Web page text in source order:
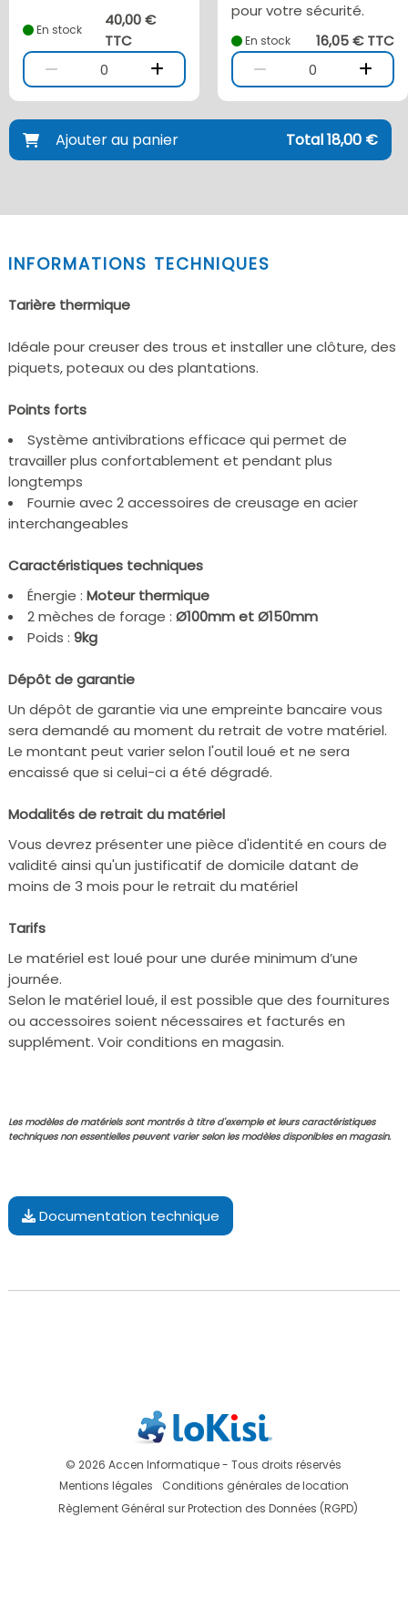
En stock
40,00 €
TTC
0
pour votre sécurité.
En stock
16,05 € TTC
0
Ajouter au panier Total 18,00 €
INFORMATIONS TECHNIQUES
Tarière thermique
Idéale pour creuser des trous et installer une clôture, des
piquets, poteaux ou des plantations.
Points forts
Système antivibrations efficace qui permet de
travailler plus confortablement et pendant plus
longtemps
Fournie avec 2 accessoires de creusage en acier
interchangeables
Caractéristiques techniques
Énergie : Moteur thermique
2 mèches de forage : Ø100mm et Ø150mm
Poids : 9kg
Dépôt de garantie
Un dépôt de garantie via une empreinte bancaire vous
sera demandé au moment du retrait de votre matériel.
Le montant peut varier selon l'outil loué et ne sera
encaissé que si celui-ci a été dégradé.
Modalités de retrait du matériel
Vous devrez présenter une pièce d'identité en cours de
validité ainsi qu'un justificatif de domicile datant de
moins de 3 mois pour le retrait du matériel
Tarifs
Le matériel est loué pour une durée minimum d’une
journée.
Selon le matériel loué, il est possible que des fournitures
ou accessoires soient nécessaires et facturés en
supplément. Voir conditions en magasin.
Les modèles de matériels sont montrés à titre d'exemple et leurs caractéristiques
techniques non essentielles peuvent varier selon les modèles disponibles en magasin.
Documentation technique
© 2026 Accen Informatique - Tous droits réservés
Mentions légales
Conditions générales de location
Règlement Général sur Protection des Données (RGPD)